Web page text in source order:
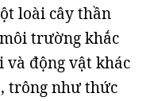
loài cây thần
trường khắc
và động vật khác
trông như thức